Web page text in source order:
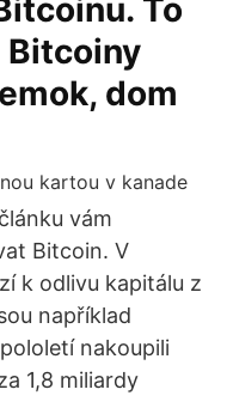
To
Bitcoiny
dom
vám
Bitcoin. V
k odlivu kapitálu z
například
nakoupili
1,8 miliardy